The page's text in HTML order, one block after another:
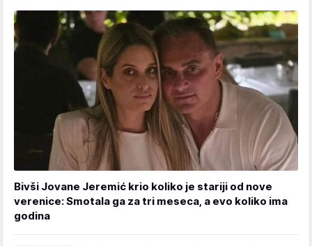
Bivši Jovane Jeremić krio koliko je stariji od nove
verenice: Smotala ga za tri meseca, a evo koliko ima
godina